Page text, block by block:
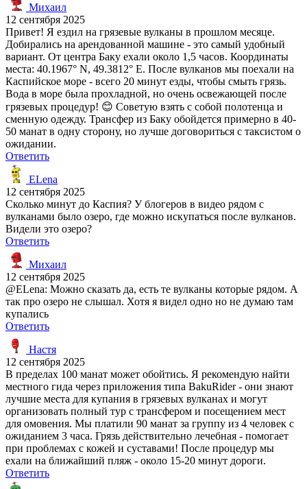
Михаил
12 сентября 2025
Привет! Я ездил на грязевые вулканы в прошлом месяце.
Добирались на арендованной машине - это самый удобный
вариант. От центра Баку ехали около 1,5 часов. Координаты
места: 40.1967° N, 49.3812° E. После вулканов мы поехали на
Каспийское море - всего 20 минут езды, чтобы смыть грязь.
Вода в море была прохладной, но очень освежающей после
грязевых процедур! 😊 Советую взять с собой полотенца и
сменную одежду. Трансфер из Баку обойдется примерно в 40-
50 манат в одну сторону, но лучше договориться с таксистом о
ожидании.
Ответить
ELena
12 сентября 2025
Сколько минут до Каспия? У блогеров в видео рядом с
вулканами было озеро, где можно искупаться после вулканов.
Видели это озеро?
Ответить
Михаил
12 сентября 2025
@ELena: Можно сказать да, есть те вулканы которые рядом. А
так про озеро не слышал. Хотя я видел одно но не думаю там
купались
Ответить
Настя
12 сентября 2025
В пределах 100 манат может обойтись. Я рекомендую найти
местного гида через приложения типа BakuRider - они знают
лучшие места для купания в грязевых вулканах и могут
организовать полный тур с трансфером и посещением мест
для омовения. Мы платили 90 манат за группу из 4 человек с
ожиданием 3 часа. Грязь действительно лечебная - помогает
при проблемах с кожей и суставами! После процедур мы
ехали на ближайший пляж - около 15-20 минут дороги.
Ответить